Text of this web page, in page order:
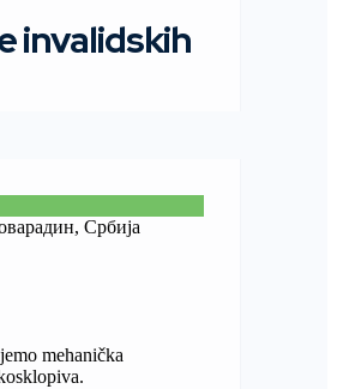
invalidskih
Србија
mehanička